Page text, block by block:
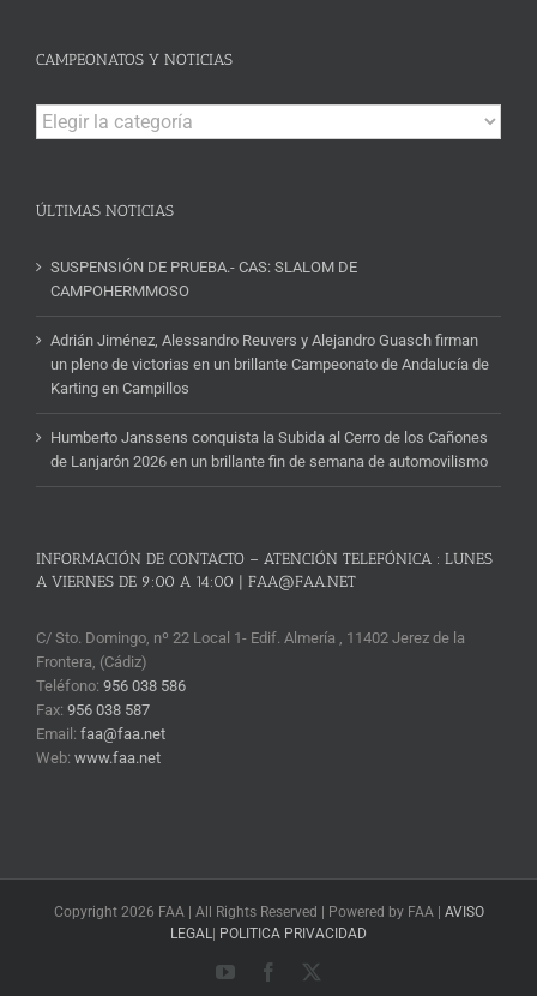
CAMPEONATOS Y NOTICIAS
Campeonatos
y
ÚLTIMAS NOTICIAS
SUSPENSIÓN DE PRUEBA.- CAS: SLALOM DE
CAMPOHERMMOSO
Adrián Jiménez, Alessandro Reuvers y Alejandro Guasch firman
un pleno de victorias en un brillante Campeonato de Andalucía de
Karting en Campillos
Humberto Janssens conquista la Subida al Cerro de los Cañones
de Lanjarón 2026 en un brillante fin de semana de automovilismo
INFORMACIÓN DE CONTACTO – ATENCIÓN TELEFÓNICA : LUNES
A VIERNES DE 9:00 A 14:00 | FAA@FAA.NET
C/ Sto. Domingo, nº 22 Local 1- Edif. Almería , 11402 Jerez de la
Frontera, (Cádiz)
Teléfono: 956 038 586
Fax: 956 038 587
Email: faa@faa.net
Web: www.faa.net
Copyright 2026 FAA | All Rights Reserved | Powered by FAA | AVISO
LEGAL POLITICA PRIVACIDAD
YouTubeFacebook